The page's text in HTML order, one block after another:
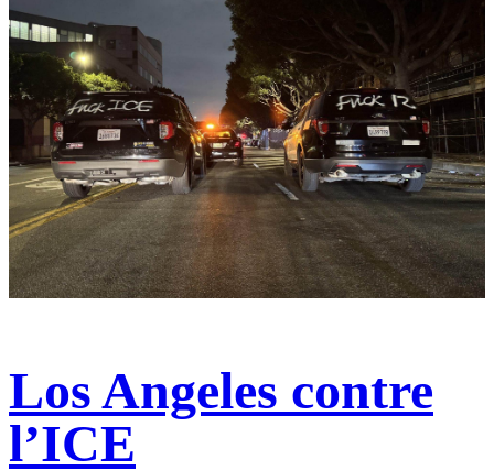
Los Angeles contre
l’ICE